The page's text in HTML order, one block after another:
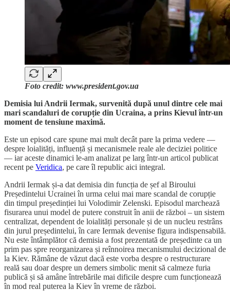
Foto credit: www.president.gov.ua
Demisia lui Andrii Iermak, survenită după unul dintre cele mai
mari scandaluri de corupție din Ucraina, a prins Kievul într-un
moment de tensiune maximă.
Este un episod care spune mai mult decât pare la prima vedere —
despre loialități, influență și mecanismele reale ale deciziei politice
— iar aceste dinamici le-am analizat pe larg într-un articol publicat
recent pe Veridica, pe care îl republic aici integral.
Andrii Iermak și-a dat demisia din funcția de șef al Biroului
Președintelui Ucrainei în urma celui mai mare scandal de corupție
din timpul președinției lui Volodimir Zelenski. Episodul marchează
fisurarea unui model de putere construit în anii de război – un sistem
centralizat, dependent de loialități personale și de un nucleu restrâns
din jurul președintelui, în care Iermak devenise figura indispensabilă.
Nu este întâmplător că demisia a fost prezentată de președinte ca un
prim pas spre reorganizarea și reînnoirea mecanismului decizional de
la Kiev. Rămâne de văzut dacă este vorba despre o restructurare
reală sau doar despre un demers simbolic menit să calmeze furia
publică și să amâne întrebările mai dificile despre cum funcționează
în mod real puterea la Kiev în vreme de război.